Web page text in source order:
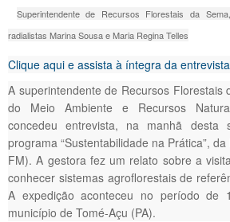
Superintendente de Recursos Florestais da
radialistas Marina Sousa e Maria Regina Telles
Clique aqui e assista à íntegra da entrevista
A superintendente de Recursos Florestais
do Meio Ambiente e Recursos
concedeu entrevista, na manhã desta
programa “Sustentabilidade na Prática”,
FM). A gestora fez um relato sobre a
conhecer sistemas agroflorestais de
A expedição aconteceu no período
município de Tomé-Açu (PA).